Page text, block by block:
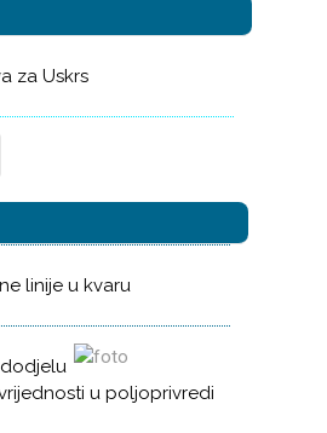
za Uskrs
linije u kvaru
u poljoprivredi